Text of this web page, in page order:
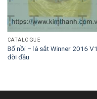
CATALOGUE
Bố nồi – lá sắt Winner 2016 V1
đời đầu